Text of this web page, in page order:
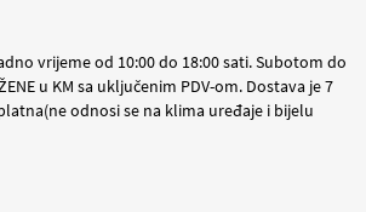
vrijeme od 10:00 do 18:00 sati. Subotom do
u KM sa uključenim PDV-om. Dostava je 7
odnosi se na klima uređaje i bijelu